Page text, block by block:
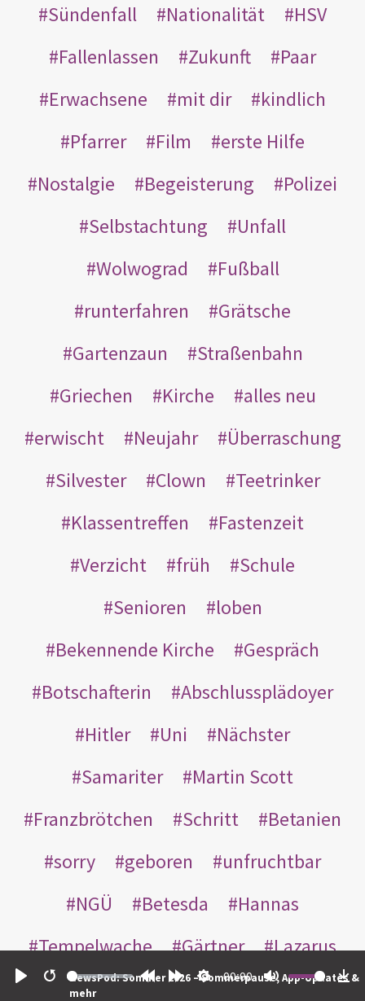
Restart
00:00
NewsPod: Sommer 2026 – Sommerpause, App-Updates &
mehr
Sündenfall
Nationalität
HSV
Fallenlassen
Zukunft
Paar
Erwachsene
mit dir
kindlich
Pfarrer
Film
erste Hilfe
Nostalgie
Begeisterung
Polizei
Selbstachtung
Unfall
Wolwograd
Fußball
runterfahren
Grätsche
Gartenzaun
Straßenbahn
Griechen
Kirche
alles neu
erwischt
Neujahr
Überraschung
Silvester
Clown
Teetrinker
Klassentreffen
Fastenzeit
Verzicht
früh
Schule
Senioren
loben
Bekennende Kirche
Gespräch
Botschafterin
Abschlussplädoyer
Hitler
Uni
Nächster
Samariter
Martin Scott
Franzbrötchen
Schritt
Betanien
sorry
geboren
unfruchtbar
NGÜ
Betesda
Hannas
Tempelwache
Gärtner
Lazarus
Gottes
Bote Nikodemus